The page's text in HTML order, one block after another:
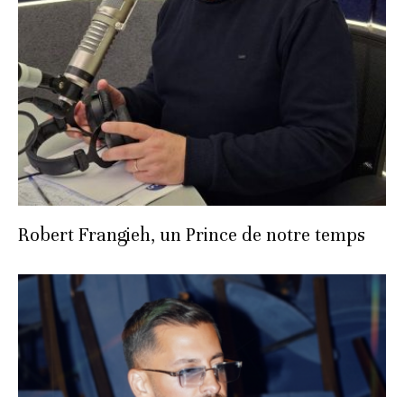
Robert Frangieh, un Prince de notre temps